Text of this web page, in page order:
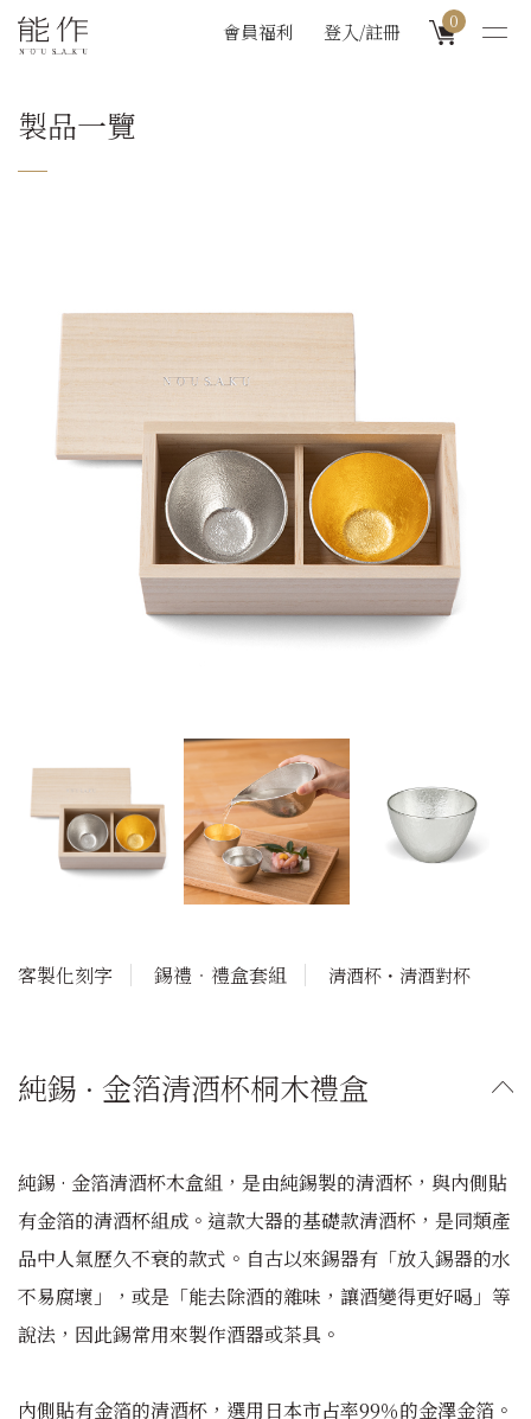
會員福利 登入/註冊 0
製品一覽
客製化刻字 錫禮‧禮盒套組 清酒杯・清酒對杯
純錫 · 金箔清酒杯桐木禮盒
純錫 · 金箔清酒杯木盒組，是由純錫製的清酒杯，與內側貼
有金箔的清酒杯組成。這款大器的基礎款清酒杯，是同類產
品中人氣歷久不衰的款式。自古以來錫器有「放入錫器的水
不易腐壞」，或是「能去除酒的雜味，讓酒變得更好喝」等
說法，因此錫常用來製作酒器或茶具。
內側貼有金箔的清酒杯，選用日本市占率99％的金澤金箔。